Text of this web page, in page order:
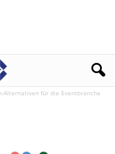
Alternativen für die Eventbranche